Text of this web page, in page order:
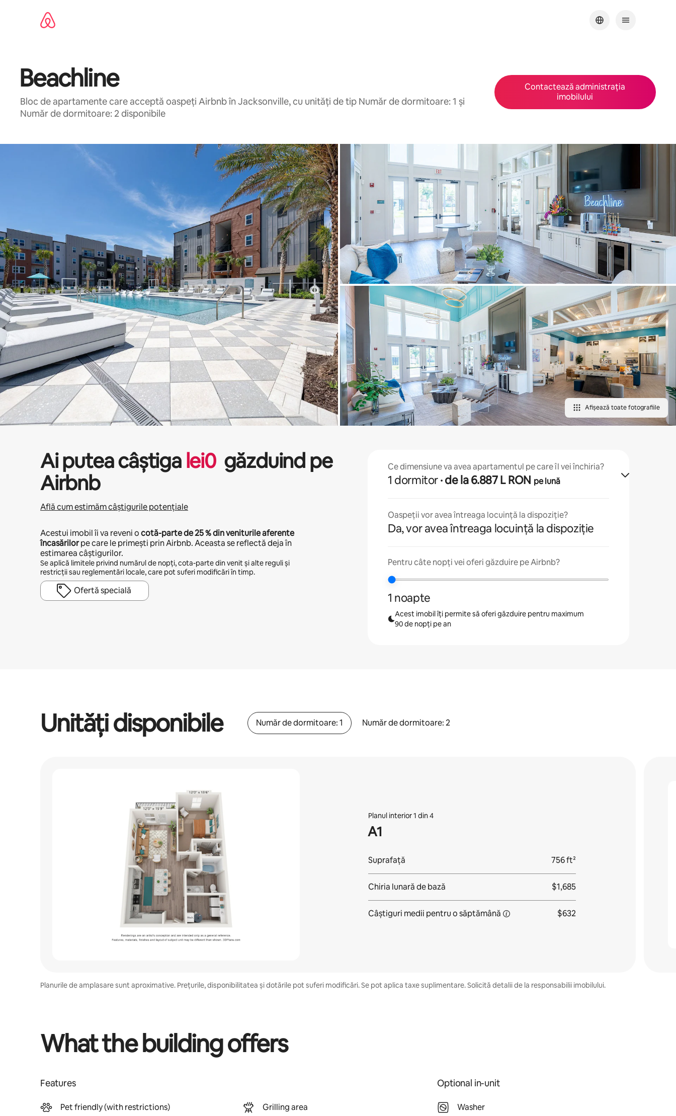
Beachline
Bloc de apartamente care acceptă oaspeți Airbnb în Jacksonville, cu unități de tip Număr de dormitoare: 1 și
Număr de dormitoare: 2 disponibile
Contactează administrația
imobilului
Afișează toate fotografiile
Ai putea câștigalei0 găzduind pe
Airbnb
Află cum estimăm câștigurile potențiale
Acestui imobil îi va reveni ocotă-parte de25 %din veniturile aferente
încasărilorpe care le primești prin Airbnb. Aceasta se reflectă deja în
estimarea câștigurilor.
Se aplică limitele privind numărul de nopți, cota-parte din venit și alte reguli și
restricții sau reglementări locale, care pot suferi modificări în timp.
Ofertă specială
Ce dimensiune va avea apartamentul pe care îl vei închiria?
1 dormitor · de la 6.887 L RON pe lună
Oaspeții vor avea întreaga locuință la dispoziție?
Da, vor avea întreaga locuință la dispoziție
Pentru câte nopți vei oferi găzduire pe Airbnb?
1 noapte
Acest imobil îți permite să oferi găzduire pentru maximum
90 de nopți pe an
Unități disponibile Număr de dormitoare: 1 Număr de dormitoare: 2
Planul interior 1 din 4
A1
Suprafață 756 ft²
Chiria lunară de bază $1,685
Câștiguri medii pentruo săptămână $632
Planurile de amplasare sunt aproximative. Prețurile, disponibilitatea și dotările pot suferi modificări. Se pot aplica taxe suplimentare. Solicită detalii de la responsabilii imobilului.
What the building offers
Features
Pet friendly (with restrictions) Grilling area
Optional in-unit
Washer